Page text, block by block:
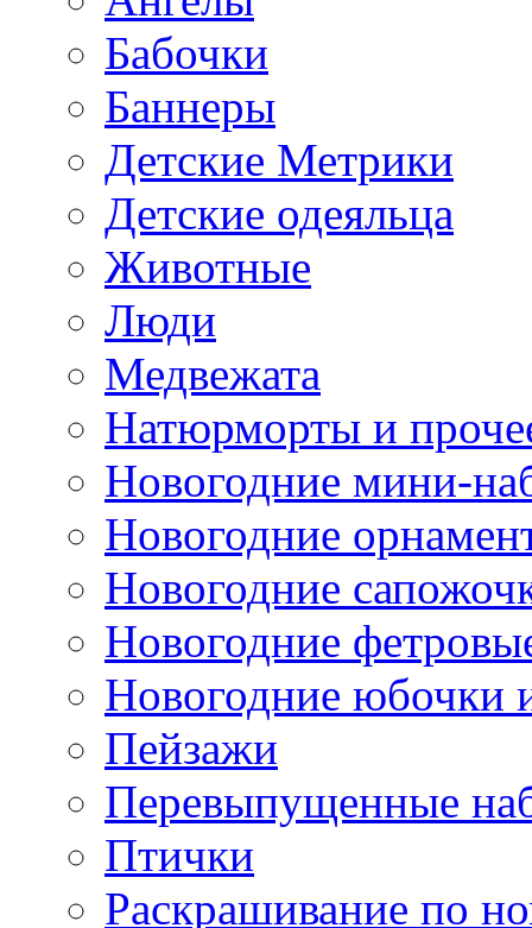
Бабочки
Баннеры
Детские Метрики
Детские одеяльца
Животные
Люди
Медвежата
Натюрморты и
Новогодние мини-
Новогодние
Новогодние
Новогодние
Новогодние юбочки
Пейзажи
Перевыпущенные
Птички
Раскрашивание по